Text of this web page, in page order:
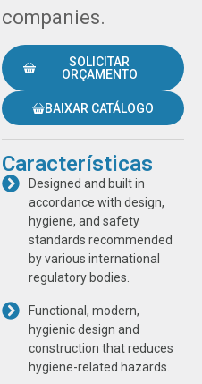
companies.
SOLICITAR
ORÇAMENTO
BAIXAR CATÁLOGO
Características
Designed and built in
accordance with design,
hygiene, and safety
standards recommended
by various international
regulatory bodies.
Functional, modern,
hygienic design and
construction that reduces
hygiene-related hazards.